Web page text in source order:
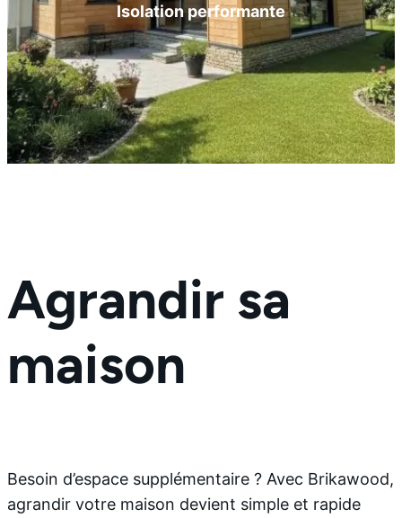
Isolation performante
Agrandir sa
maison
Besoin d’espace supplémentaire ? Avec Brikawood,
agrandir votre maison devient simple et rapide